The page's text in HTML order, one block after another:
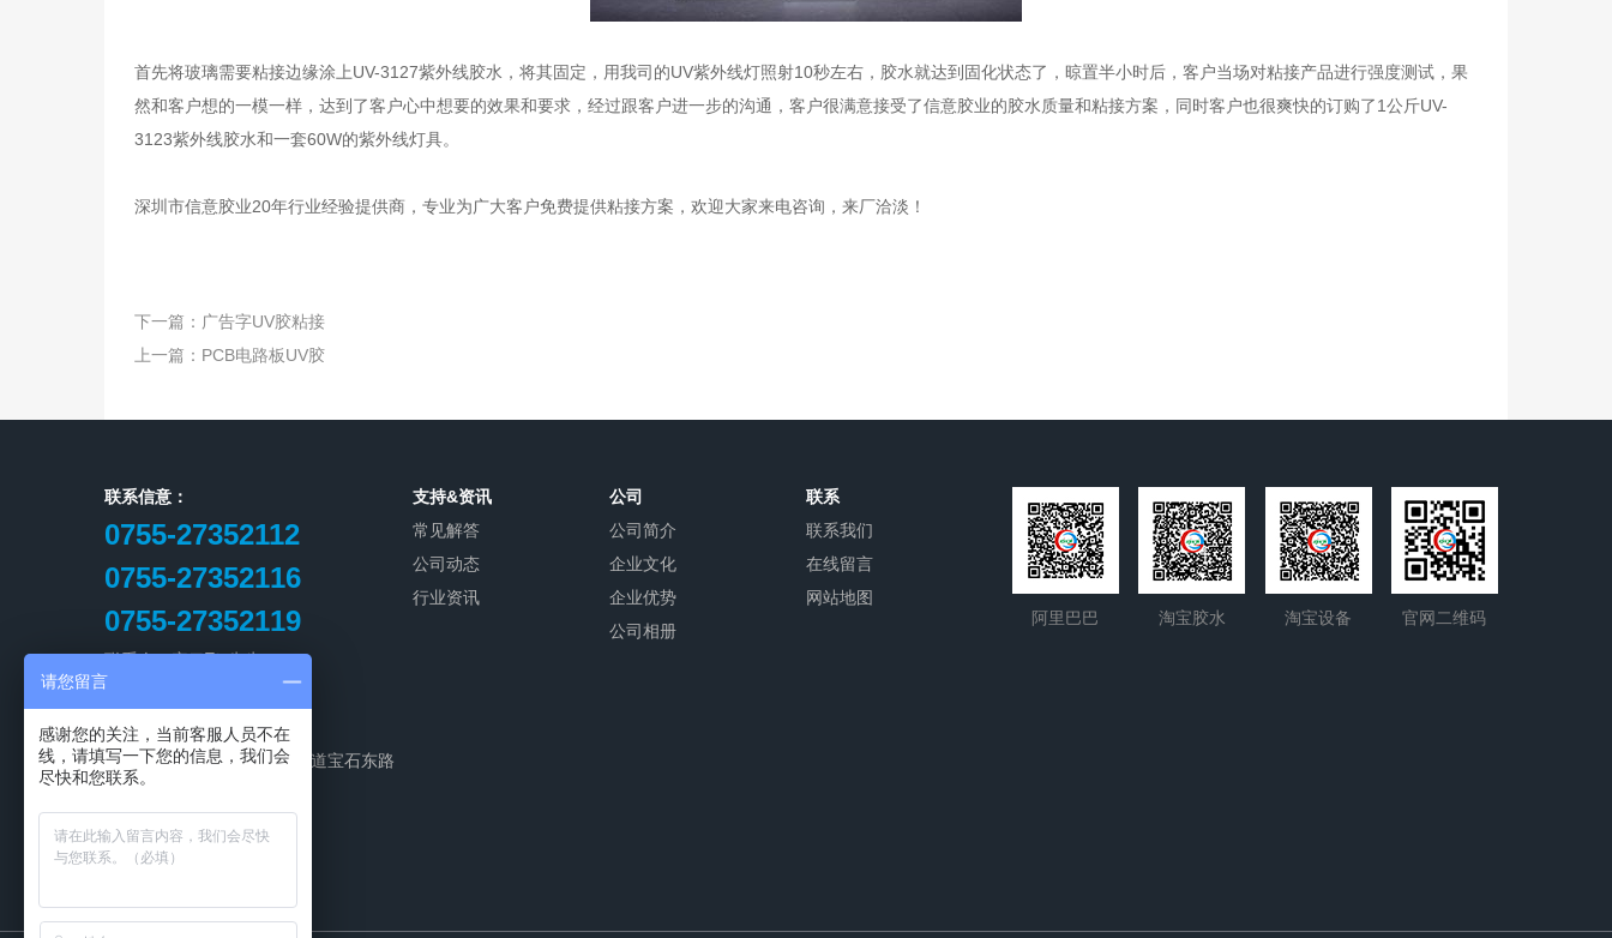
首先将玻璃需要粘接边缘涂上UV-3127紫外线胶水，将其固定，用我司的UV紫外线灯照射10秒左右，胶水就达到固化状态了，晾置半小时后，客户当场对粘接产品进行强度测试，果
然和客户想的一模一样，达到了客户心中想要的效果和要求，经过跟客户进一步的沟通，客户很满意接受了信意胶业的胶水质量和粘接方案，同时客户也很爽快的订购了1公斤UV-
3123紫外线胶水和一套60W的紫外线灯具。
深圳市信意胶业20年行业经验提供商，专业为广大客户免费提供粘接方案，欢迎大家来电咨询，来厂洽淡！
下一篇： 广告字UV胶粘接
上一篇： PCB电路板UV胶
联系信意：
0755-27352112
0755-27352116
0755-27352119
联系人：宋云飞(先生)
邮 箱：szxy888@126.com
地 址：深圳市宝安区石岩街道宝石东路
支持&资讯
常见解答
公司动态
行业资讯
公司
公司简介
企业文化
企业优势
公司相册
联系
联系我们
在线留言
网站地图
阿里巴巴
淘宝胶水 淘宝设备 官网二维码
友情链接：
请您留言
感谢您的关注，当前客服人员不在
线，请填写一下您的信息，我们会
尽快和您联系。